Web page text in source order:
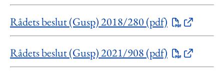
Rådets beslut (Gusp) 2018/280 (pdf)
Rådets beslut (Gusp) 2021/908 (pdf)